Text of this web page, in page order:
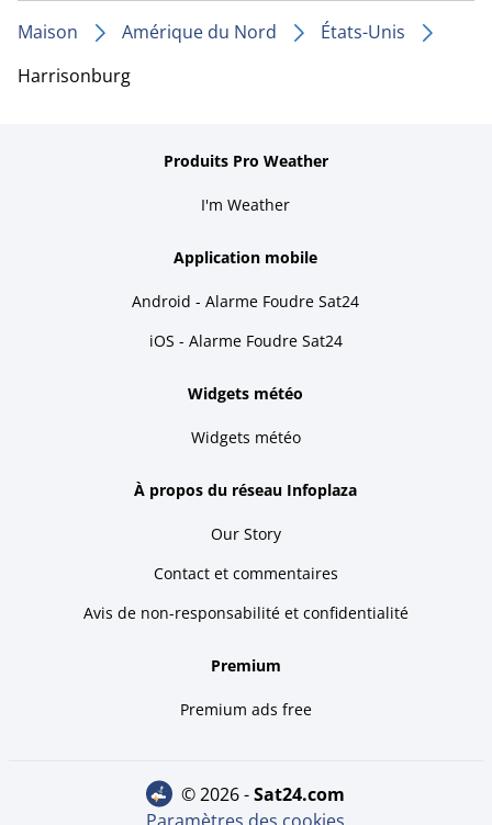
Maison Amérique du Nord
États-Unis
Harrisonburg
Produits Pro Weather
I'm Weather
Application mobile
Android - Alarme Foudre Sat24
iOS - Alarme Foudre Sat24
Widgets météo
Widgets météo
À propos du réseau Infoplaza
Our Story
Contact et commentaires
Avis de non-responsabilité et confidentialité
Premium
Premium ads free
© 2026 - sat24.com